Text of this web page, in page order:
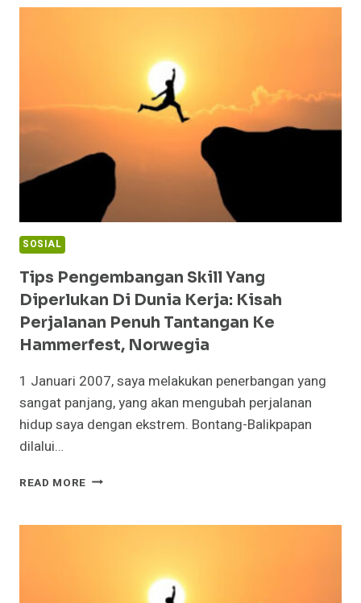
SIKAP
DAN
FITNAH
SOSIAL
Tips Pengembangan Skill Yang
Diperlukan Di Dunia Kerja: Kisah
Perjalanan Penuh Tantangan Ke
Hammerfest, Norwegia
1 Januari 2007, saya melakukan penerbangan yang
sangat panjang, yang akan mengubah perjalanan
hidup saya dengan ekstrem. Bontang-Balikpapan
dilalui…
READ MORE TIPS
YANG